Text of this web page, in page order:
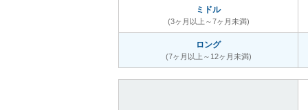
ミドル
(3ヶ月以上～7ヶ月未満)
ロング
(7ヶ月以上～12ヶ月未満)